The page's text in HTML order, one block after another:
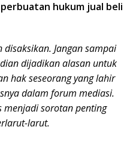
hukum jual beli
disaksikan. Jangan sampai
dijadikan alasan untuk
hak seseorang yang lahir
dalam forum mediasi.
menjadi sorotan penting
larut.